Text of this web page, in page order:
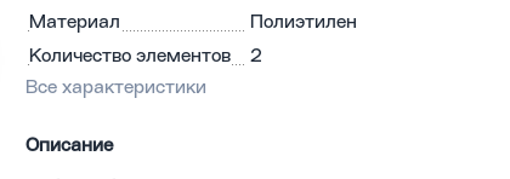
Материал
Полиэтилен
Количество элементов
2
Все характеристики
Описание